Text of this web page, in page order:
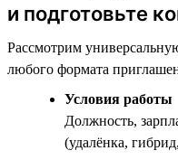
и подготовьте
Рассмотрим
любого формата
Условия работы
Должность,
(удалёнка,